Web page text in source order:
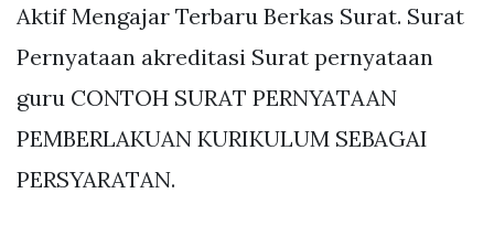
Aktif Mengajar Terbaru Berkas Surat. Surat
Pernyataan akreditasi Surat pernyataan
guru CONTOH SURAT PERNYATAAN
PEMBERLAKUAN KURIKULUM SEBAGAI
PERSYARATAN.